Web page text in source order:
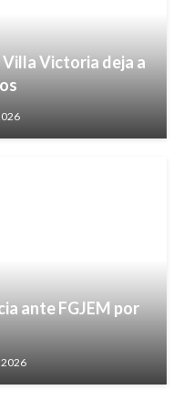
Victoria deja a
ante FGJEM por